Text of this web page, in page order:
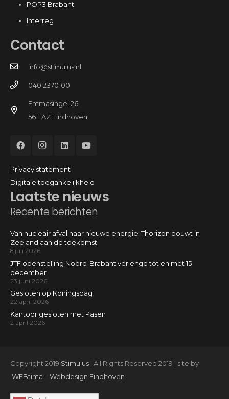
POP3 Brabant
Interreg
Laatste nieuws
Recente berichten
Van nucleair afval naar nieuwe energie: Thorizon bouwt in
Zeeland aan de toekomst
8 juli 2026
JTF openstelling Noord-Brabant verlengd tot en met 15
december
23 juni 2026
Gesloten op Koningsdag
22 april 2026
Kantoor gesloten met Pasen
2 april 2026
Contact
info@stimulus.nl
040 2370100
Emmasingel 26
5611 AZ Eindhoven
Privacy statement
Digitale toegankelijkheid
Copyright 2019 Stimulus| All Rights Reserved 2019 | site by
WEBtima –Webdesign Eindhoven